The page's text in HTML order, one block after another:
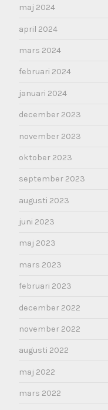
maj 2024
april 2024
mars 2024
februari 2024
januari 2024
december 2023
november 2023
oktober 2023
september 2023
augusti 2023
juni 2023
maj 2023
mars 2023
februari 2023
december 2022
november 2022
augusti 2022
maj 2022
mars 2022